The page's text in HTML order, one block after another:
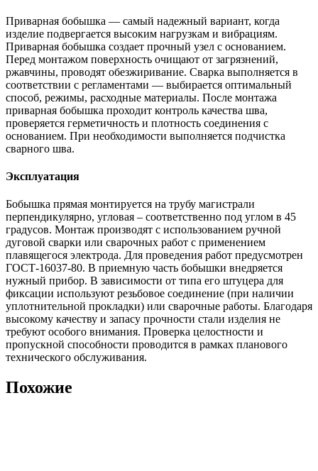
Приварная бобышка — самый надежный вариант, когда
изделие подвергается высоким нагрузкам и вибрациям.
Приварная бобышка создает прочный узел с основанием.
Перед монтажом поверхность очищают от загрязнений,
ржавчины, проводят обезжиривание. Сварка выполняется в
соответствии с регламентами — выбирается оптимальный
способ, режимы, расходные материалы. После монтажа
приварная бобышка проходит контроль качества шва,
проверяется герметичность и плотность соединения с
основанием. При необходимости выполняется подчистка
сварного шва.
Эксплуатация
Бобышка прямая монтируется на трубу магистрали
перпендикулярно, угловая – соответственно под углом в 45
градусов. Монтаж производят с использованием ручной
дуговой сварки или сварочных работ с применением
плавящегося электрода. Для проведения работ предусмотрен
ГОСТ-16037-80. В приемную часть бобышки внедряется
нужный прибор. В зависимости от типа его штуцера для
фиксации используют резьбовое соединение (при наличии
уплотнительной прокладки) или сварочные работы. Благодаря
высокому качеству и запасу прочности стали изделия не
требуют особого внимания. Проверка целостности и
пропускной способности проводится в рамках планового
технического обслуживания.
Похожие